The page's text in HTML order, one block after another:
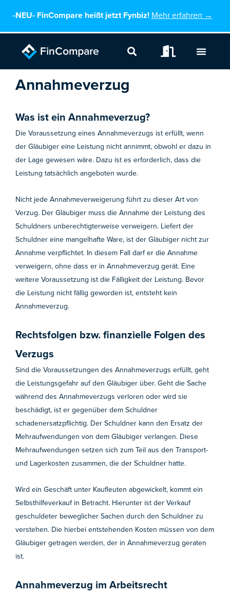
-NEU-FinCompare heißt jetzt Fynbiz! Mehr erfahren →
Annahmeverzug
Was ist ein Annahmeverzug?
Die Voraussetzung eines Annahmeverzugs ist erfüllt, wenn
der Gläubiger eine Leistung nicht annimmt, obwohl er dazu in
der Lage gewesen wäre. Dazu ist es erforderlich, dass die
Leistung tatsächlich angeboten wurde.
Nicht jede Annahmeverweigerung führt zu dieser Art von
Verzug. Der Gläubiger muss die Annahme der Leistung des
Schuldners unberechtigterweise verweigern. Liefert der
Schuldner eine mangelhafte Ware, ist der Gläubiger nicht zur
Annahme verpflichtet. In diesem Fall darf er die Annahme
verweigern, ohne dass er in Annahmeverzug gerät. Eine
weitere Voraussetzung ist die Fälligkeit der Leistung. Bevor
die Leistung nicht fällig geworden ist, entsteht kein
Annahmeverzug.
Rechtsfolgen bzw. finanzielle Folgen des
Verzugs
Sind die Voraussetzungen des Annahmeverzugs erfüllt, geht
die Leistungsgefahr auf den Gläubiger über. Geht die Sache
während des Annahmeverzugs verloren oder wird sie
beschädigt, ist er gegenüber dem Schuldner
schadenersatzpflichtig. Der Schuldner kann den Ersatz der
Mehraufwendungen von dem Gläubiger verlangen. Diese
Mehraufwendungen setzen sich zum Teil aus den Transport-
und Lagerkosten zusammen, die der Schuldner hatte.
Wird ein Geschäft unter Kaufleuten abgewickelt, kommt ein
Selbsthilfeverkauf in Betracht. Hierunter ist der Verkauf
geschuldeter beweglicher Sachen durch den Schuldner zu
verstehen. Die hierbei entstehenden Kosten müssen von dem
Gläubiger getragen werden, der in Annahmeverzug geraten
ist.
Annahmeverzug im Arbeitsrecht